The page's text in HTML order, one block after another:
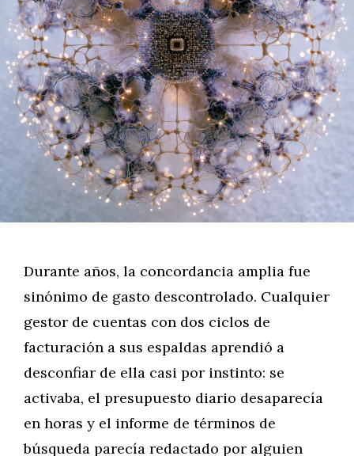
Durante años, la concordancia amplia fue
sinónimo de gasto descontrolado. Cualquier
gestor de cuentas con dos ciclos de
facturación a sus espaldas aprendió a
desconfiar de ella casi por instinto: se
activaba, el presupuesto diario desaparecía
en horas y el informe de términos de
búsqueda parecía redactado por alguien